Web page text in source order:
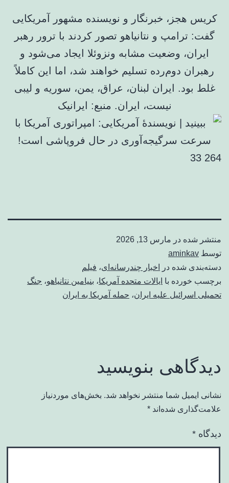
کریس هجز، خبرنگار و نویسنده مشهور آمریکایی
گفت: ترامپ و نتانیاهو تصور کردند با ترور رهبر
ایران، وضعیت مشابه ونزوئلا ایجاد می‌شود و
رهبران دوم‌رده تسلیم خواهند شد، اما این کاملاً
غلط بود. ایران لبنان، عراق، یمن، سوریه و لیبی
نیست، ایران. منبع: ایرانیک
264 33
منتشر شده در مارس 13, 2026
توسط aminkav
دسته‌بندی شده در
اخبار چندرسانه‌ای، فیلم
برچسب خورده با ایالات متحده آمریکا، بنیامین نتانیاهو، جنگ
تحمیلی اسرائیل علیه ایران، حمله آمریکا به ایران
دیدگاهی بنویسید
نشانی ایمیل شما منتشر نخواهد شد. بخش‌های موردنیاز
علامت‌گذاری شده‌اند *
دیدگاه *